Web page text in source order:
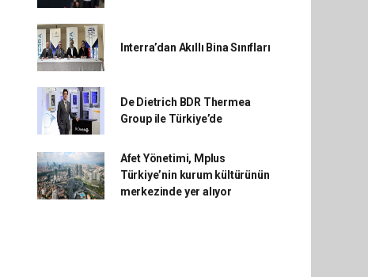
Interra’dan Akıllı Bina Sınıfları
De Dietrich BDR Thermea
Group ile Türkiye’de
Afet Yönetimi, Mplus
Türkiye’nin kurum kültürünün
merkezinde yer alıyor